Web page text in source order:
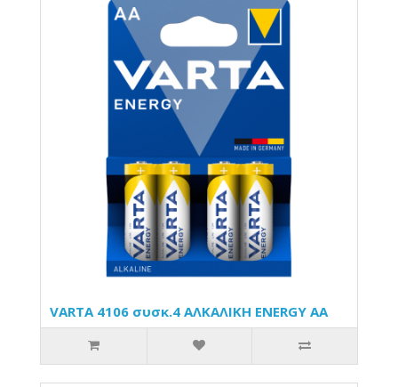
VARTA 4106 συσκ.4 AΛΚΑΛΙΚΗ ENERGY AA